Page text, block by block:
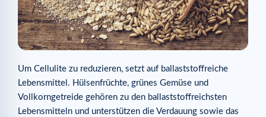
Um Cellulite zu reduzieren, setzt auf ballaststoffreiche
Lebensmittel. Hülsenfrüchte, grünes Gemüse und
Vollkorngetreide gehören zu den ballaststoffreichsten
Lebensmitteln und unterstützen die Verdauung sowie das